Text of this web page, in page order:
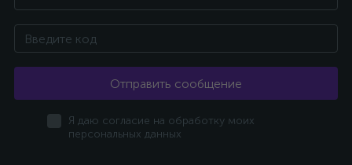
Отправить сообщение
Я даю согласие на обработку моих
персональных данных